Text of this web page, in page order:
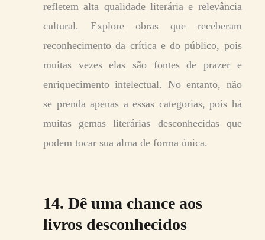
refletem alta qualidade literária e relevância
cultural. Explore obras que receberam
reconhecimento da crítica e do público, pois
muitas vezes elas são fontes de prazer e
enriquecimento intelectual. No entanto, não
se prenda apenas a essas categorias, pois há
muitas gemas literárias desconhecidas que
podem tocar sua alma de forma única.
14. Dê uma chance aos
livros desconhecidos